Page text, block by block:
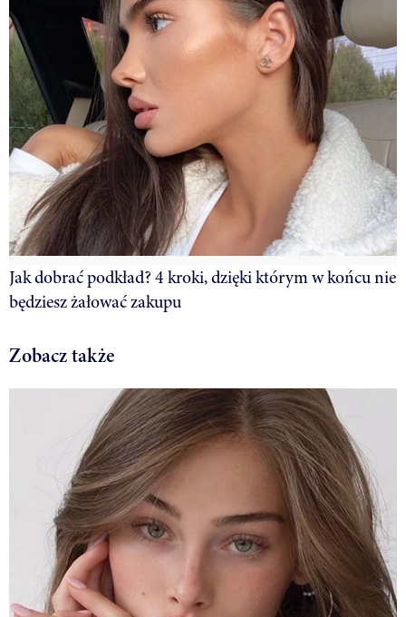
Jak dobrać podkład? 4 kroki, dzięki którym w końcu nie
będziesz żałować zakupu
Zobacz także